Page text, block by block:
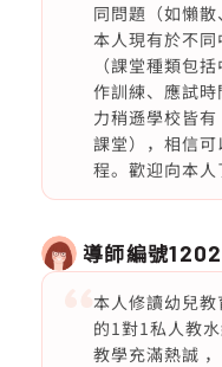
同問題（如懶散
本人現有於不同
（課堂種類包
作訓練、應試
力稍遜學校皆
課堂），相信
程。歡迎向本人
導師編號
本人修讀幼兒
的1對1私人教
教學充滿熱誠